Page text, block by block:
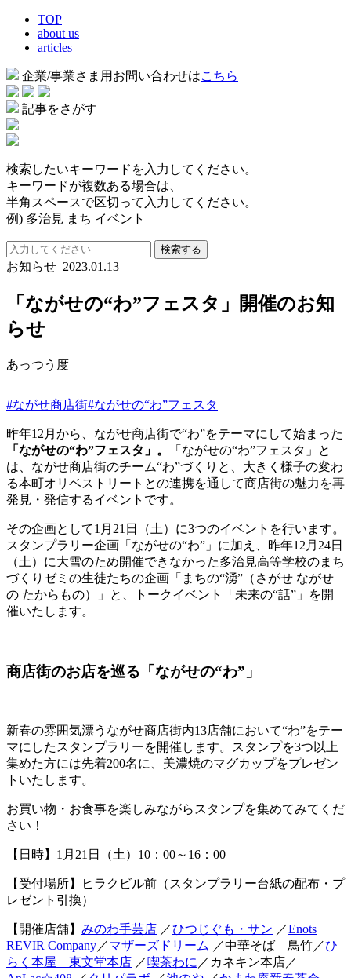
TOP
about us
articles
企業/事業さま用お問い合わせはこちら
記事をさがす
検索したいキーワードを入力してください。
キーワードが複数ある場合は、
半角スペースで区切って入力してください。
例) 多治見 まち イベント
検索する
お知らせ 2023.01.13
「ながせの“わ”フェスタ」開催のお知
らせ
あっつう度
#ながせ商店街#ながせの“わ”フェスタ
昨年12月から、ながせ商店街で“わ”をテーマにして始まった
「ながせの“わ”フェスタ」。
「ながせの“わ”フェスタ」と
は、ながせ商店街のチーム“わ”づくりと、大きく様子の変わ
る本町オリベストリートとの連携を通して商店街の魅力を再
発見・発信するイベントです。
その企画として1月21日（土）に3つのイベントを行います。
スタンプラリー企画「ながせの“わ”」に加え、昨年12月24日
（土）に大雪のため開催できなかった多治見高等学校のまち
づくりゼミの生徒たちの企画「まちの“湧”（さがせ ながせ
の たからもの）」と、トークイベント「未来の“話”」を開
催いたします。
商店街のお店を巡る「ながせの“わ”」
新春の雰囲気漂うながせ商店街内13店舗において“わ”をテー
マにしたスタンプラリーを開催します。スタンプを3つ以上
集めた方には先着200名に、美濃焼のマグカップをプレゼン
トいたします。
お買い物・お食事を楽しみながらスタンプを集めてみてくだ
さい！
【日時】1月21日（土）10：00～16：00
【受付場所】ヒラクビル前（スタンプラリー台紙の配布・プ
レゼント引換）
【開催店舗】 みのわ手芸店 ／ひつじぐも・サン ／Enots
REVIR Company／マザーズドリーム ／中華そば 鳥竹／ひ
らく本屋 東文堂本店 ／喫茶わに ／カネキン本店／